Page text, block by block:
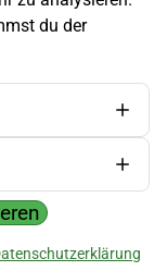
du der